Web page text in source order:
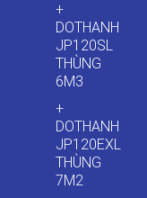
+
DOTHANH
JP120SL
THÙNG
6M3
+
DOTHANH
JP120EXL
THÙNG
7M2